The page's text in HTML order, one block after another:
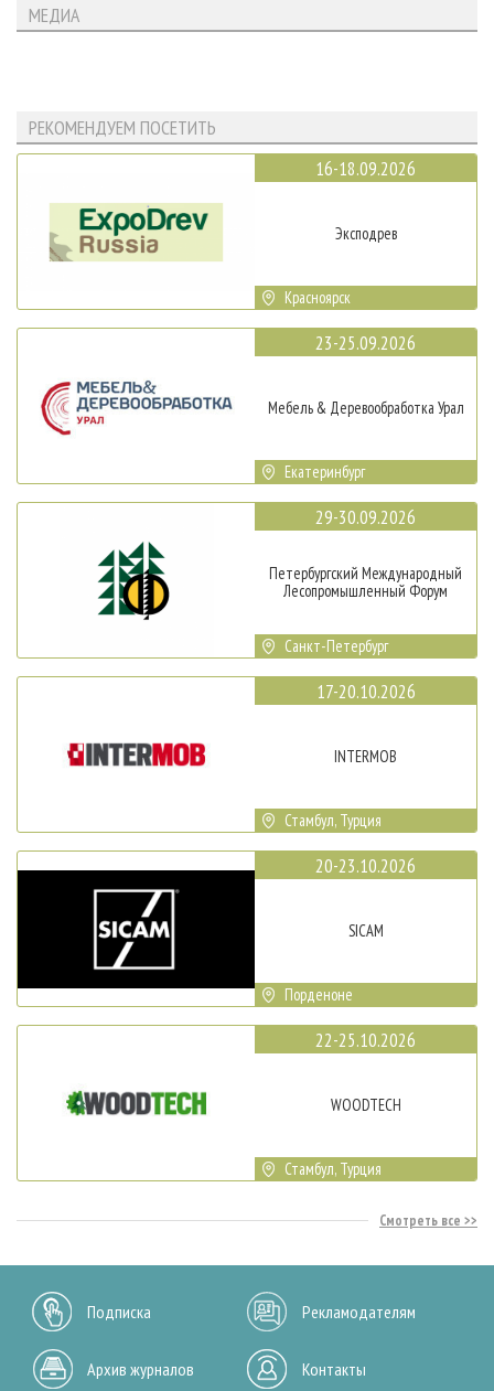
МЕДИА
РЕКОМЕНДУЕМ ПОСЕТИТЬ
16-18.09.2026
Эксподрев
Красноярск
23-25.09.2026
Мебель & Деревообработка Урал
Екатеринбург
29-30.09.2026
Петербургский Международный
Лесопромышленный Форум
Санкт-Петербург
17-20.10.2026
INTERMOB
Стамбул, Турция
20-23.10.2026
SICAM
Порденоне
22-25.10.2026
WOODTECH
Стамбул, Турция
Смотреть все
Подписка Рекламодателям
Архив журналов Контакты